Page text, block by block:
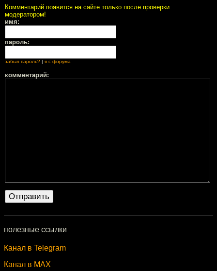
Комментарий появится на сайте только после проверки
модератором!
имя:
пароль:
забыл пароль? | я с форума
комментарий:
полезные ссылки
Канал в Telegram
Канал в MAX